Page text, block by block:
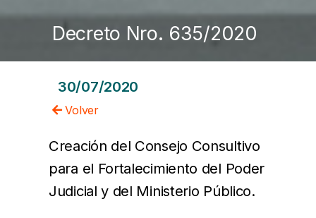
Decreto Nro. 635/2020
30/07/2020
Volver
Creación del Consejo Consultivo
para el Fortalecimiento del Poder
Judicial y del Ministerio Público.